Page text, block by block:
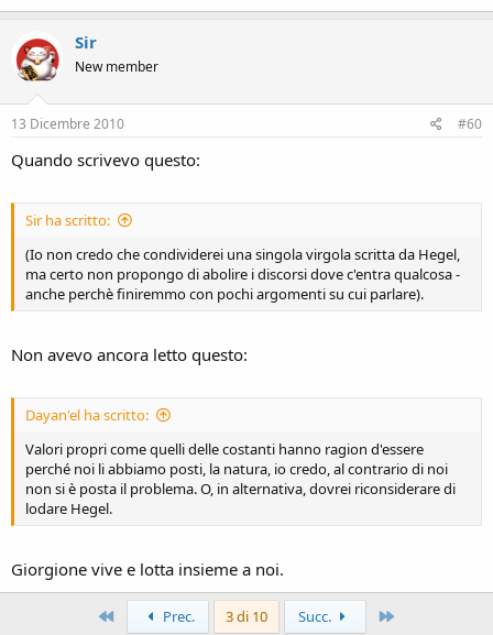
Sir
New member
13 Dicembre 2010 #60
Quando scrivevo questo:
Sir ha scritto:
(Io non credo che condividerei una singola virgola scritta da Hegel,
ma certo non propongo di abolire i discorsi dove c'entra qualcosa -
anche perchè finiremmo con pochi argomenti su cui parlare).
Non avevo ancora letto questo:
Dayan'el ha scritto:
Valori propri come quelli delle costanti hanno ragion d'essere
perché noi li abbiamo posti, la natura, io credo, al contrario di noi
non si è posta il problema. O, in alternativa, dovrei riconsiderare di
lodare Hegel.
Giorgione vive e lotta insieme a noi.
Primo Prec. 3 di 10 Succ.